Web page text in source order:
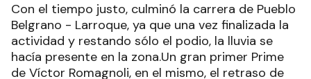
Con el tiempo justo, culminó la carrera de Pueblo
Belgrano - Larroque, ya que una vez finalizada la
actividad y restando sólo el podio, la lluvia se
hacía presente en la zona.Un gran primer Prime
de Víctor Romagnoli, en el mismo, el retraso de